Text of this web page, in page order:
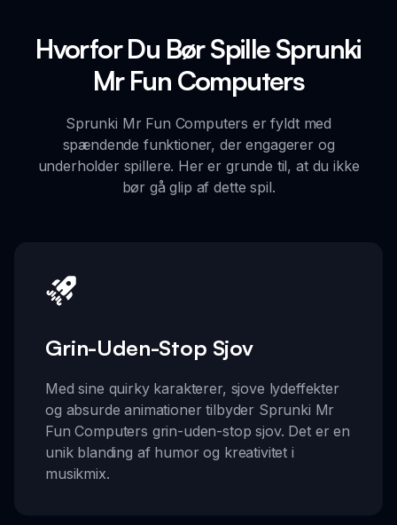
Hvorfor Du Bør Spille Sprunki
Mr Fun Computers
Sprunki Mr Fun Computers er fyldt med
spændende funktioner, der engagerer og
underholder spillere. Her er grunde til, at du ikke
bør gå glip af dette spil.
Grin-Uden-Stop Sjov
Med sine quirky karakterer, sjove lydeffekter
og absurde animationer tilbyder Sprunki Mr
Fun Computers grin-uden-stop sjov. Det er en
unik blanding af humor og kreativitet i
musikmix.